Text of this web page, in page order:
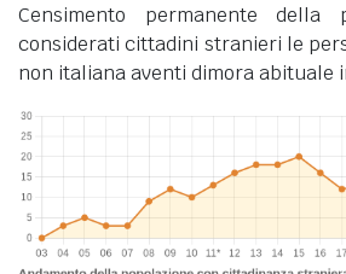
Censimento permanente della
considerati cittadini stranieri le
non italiana aventi dimora abituale